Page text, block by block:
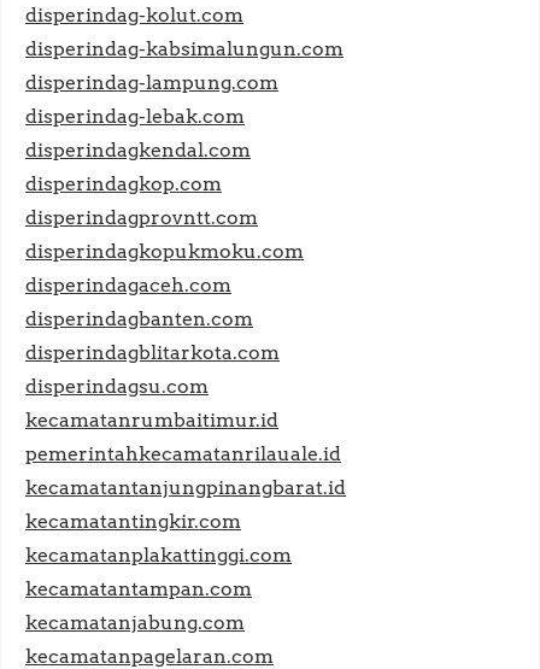
disperindag-kolut.com
disperindag-kabsimalungun.com
disperindag-lampung.com
disperindag-lebak.com
disperindagkendal.com
disperindagkop.com
disperindagprovntt.com
disperindagkopukmoku.com
disperindagaceh.com
disperindagbanten.com
disperindagblitarkota.com
disperindagsu.com
kecamatanrumbaitimur.id
pemerintahkecamatanrilauale.id
kecamatantanjungpinangbarat.id
kecamatantingkir.com
kecamatanplakattinggi.com
kecamatantampan.com
kecamatanjabung.com
kecamatanpagelaran.com